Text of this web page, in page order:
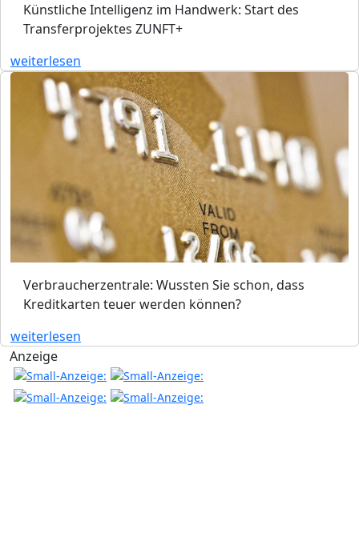
Künstliche Intelligenz im Handwerk: Start des
Transferprojektes ZUNFT+
weiterlesen
Verbraucherzentrale: Wussten Sie schon, dass
Kreditkarten teuer werden können?
weiterlesen
Anzeige